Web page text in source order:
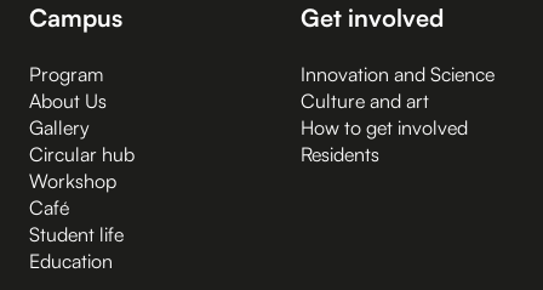
Campus
Program
About Us
Gallery
Circular hub
Workshop
Café
Student life
Education
Get involved
Innovation and Science
Culture and art
How to get involved
Residents